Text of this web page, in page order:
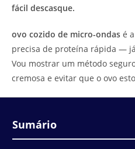
fácil descasque.
ovo cozido de micro-ondas é
precisa de proteína rápida —
Vou mostrar um método
cremosa e evitar que o ovo
Sumário